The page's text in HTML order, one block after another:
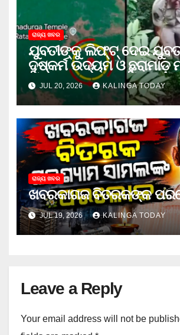
ରାଜ୍ୟ ଖବର
ଯୁବତୀଙ୍କୁ ଲିଫ୍‌ଟ୍‌ ଦେଇ
ଦୁଷ୍କର୍ମ ଉଦ୍ୟମ ଓ ଛୁରାମାଡ଼
ଜେଲ ଗଲା ଅଭିଯୁକ୍ତ
JUL 20, 2026 KALINGA TODAY
ରାଜ୍ୟ ଖବର
ଖବରକାଗଜ ବିତରକଙ୍କ
JUL 19, 2026 KALINGA TODAY
Leave a Reply
Your email address will not be